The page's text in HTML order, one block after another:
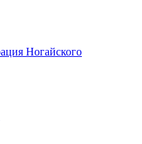
Ногайского